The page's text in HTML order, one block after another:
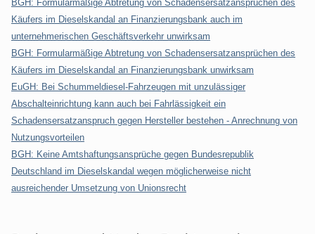
BGH: Formularmäßige Abtretung von Schadensersatzansprüchen des
Käufers im Dieselskandal an Finanzierungsbank auch im
unternehmerischen Geschäftsverkehr unwirksam
BGH: Formularmäßige Abtretung von Schadensersatzansprüchen des
Käufers im Dieselskandal an Finanzierungsbank unwirksam
EuGH: Bei Schummeldiesel-Fahrzeugen mit unzulässiger
Abschalteinrichtung kann auch bei Fahrlässigkeit ein
Schadensersatzanspruch gegen Hersteller bestehen - Anrechnung von
Nutzungsvorteilen
BGH: Keine Amtshaftungsansprüche gegen Bundesrepublik
Deutschland im Dieselskandal wegen möglicherweise nicht
ausreichender Umsetzung von Unionsrecht